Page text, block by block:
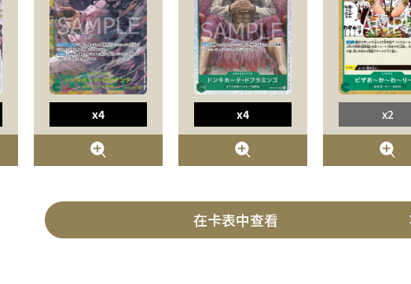
x4 x4 x2
在卡表中查看